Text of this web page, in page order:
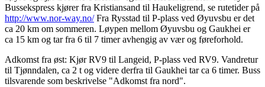
Bussekspress kjører fra Kristiansand til Haukeligrend, se rutetider på
http://www.nor-way.no/Fra Rysstad til P-plass ved Øyuvsbu er det
ca 20 km om sommeren. Løypen mellom Øyuvsbu og Gaukhei er
ca 15 km og tar fra 6 til 7 timer avhengig av vær og føreforhold.
Adkomst fra øst: Kjør RV9 til Langeid, P-plass ved RV9. Vandretur
til Tjønndalen, ca 2 t og videre derfra til Gaukhei tar ca 6 timer. Buss
tilsvarende som beskrivelse "Adkomst fra nord".